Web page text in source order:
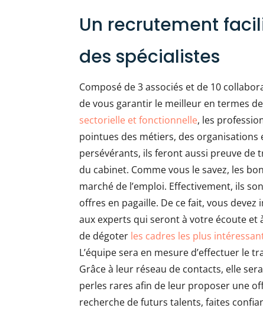
Un recrutement
des spécialistes
Composé de 3 associés et de 10
de vous garantir le meilleur en termes
sectorielle et fonctionnelle, les
pointues des métiers, des
persévérants, ils feront aussi preuve de
du cabinet. Comme vous le savez, les
marché de l’emploi. Effectivement, ils
offres en pagaille. De ce fait, vous
aux experts qui seront à votre écoute
de dégoter les cadres les plus
L’équipe sera en mesure d’effectuer le
Grâce à leur réseau de contacts, elle
perles rares afin de leur proposer une
recherche de futurs talents, faites